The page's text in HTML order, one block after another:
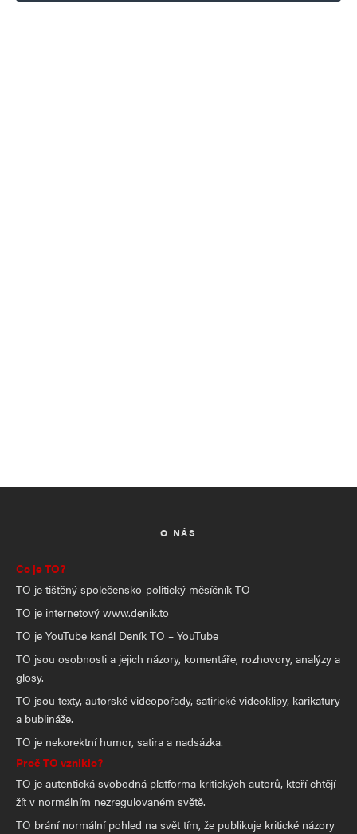
O NÁS
Co je TO?
TO je tištěný společensko-politický měsíčník TO
TO je internetový www.denik.to
TO je YouTube kanál Deník TO – YouTube
TO jsou osobnosti a jejich názory, komentáře, rozhovory, analýzy a
glosy.
TO jsou texty, autorské videopořady, satirické videoklipy, karikatury
a bublináže.
TO je nekorektní humor, satira a nadsázka.
Proč TO vzniklo?
TO je autentická svobodná platforma kritických autorů, kteří chtějí
žít v normálním nezregulovaném světě.
TO brání normální pohled na svět tím, že publikuje kritické názory